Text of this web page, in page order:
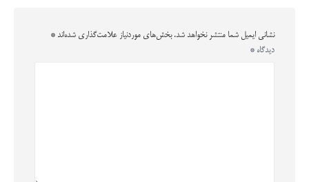
نشانی ایمیل شما منتشر نخواهد شد. بخش‌های موردنیاز علامت‌گذاری شده‌اند *
دیدگاه *